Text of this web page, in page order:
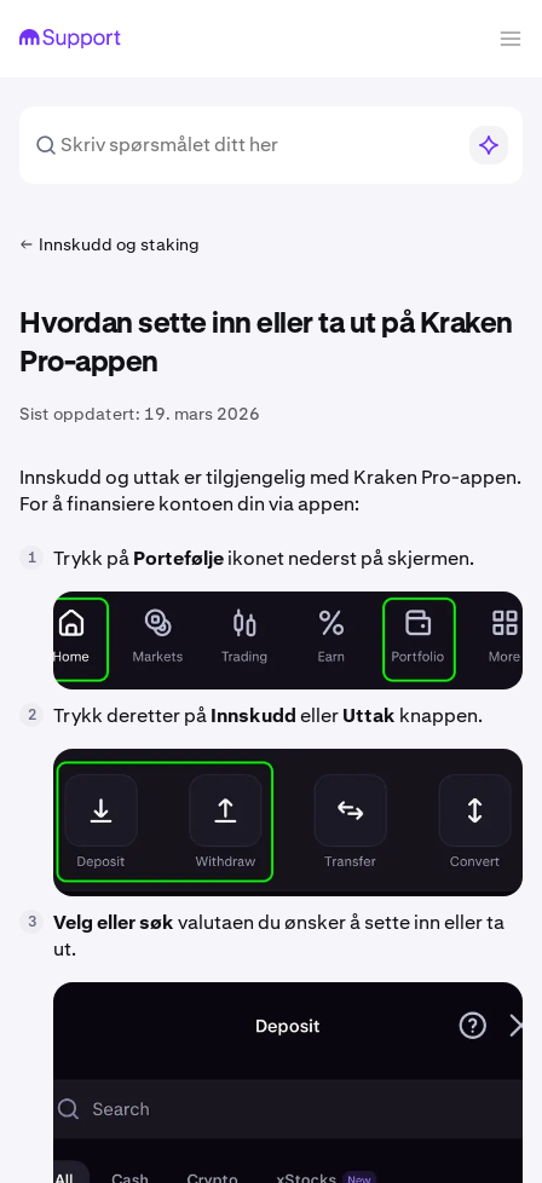
Innskudd og staking
Hvordan sette inn eller ta ut på Kraken
Pro-appen
Sist oppdatert: 19. mars 2026
Innskudd og uttak er tilgjengelig med Kraken Pro-appen.
For å finansiere kontoen din via appen:
1 Trykk påPorteføljeikonet nederst på skjermen.
2 Trykk deretter påInnskuddellerUttak knappen.
3 Velg eller søkvalutaen du ønsker å sette inn eller ta
ut.